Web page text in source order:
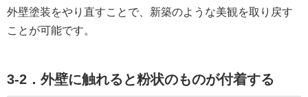
外壁塗装をやり直すことで、新築のような美観を取り戻す
ことが可能です。
3-2．外壁に触れると粉状のものが付着する